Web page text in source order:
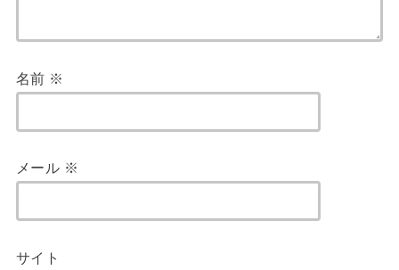
名前 ※
メール ※
サイト